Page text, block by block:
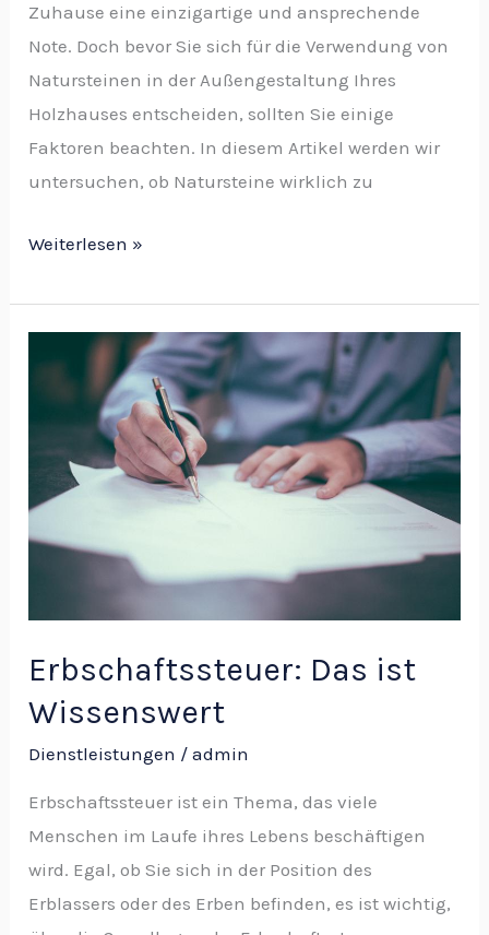
Zuhause eine einzigartige und ansprechende
Note. Doch bevor Sie sich für die Verwendung von
Natursteinen in der Außengestaltung Ihres
Holzhauses entscheiden, sollten Sie einige
Faktoren beachten. In diesem Artikel werden wir
untersuchen, ob Natursteine wirklich zu
Weiterlesen »
Erbschaftssteuer: Das ist
Wissenswert
Dienstleistungen /admin
Erbschaftssteuer ist ein Thema, das viele
Menschen im Laufe ihres Lebens beschäftigen
wird. Egal, ob Sie sich in der Position des
Erblassers oder des Erben befinden, es ist wichtig,
Erbschaftssteuer:
Wissenswert